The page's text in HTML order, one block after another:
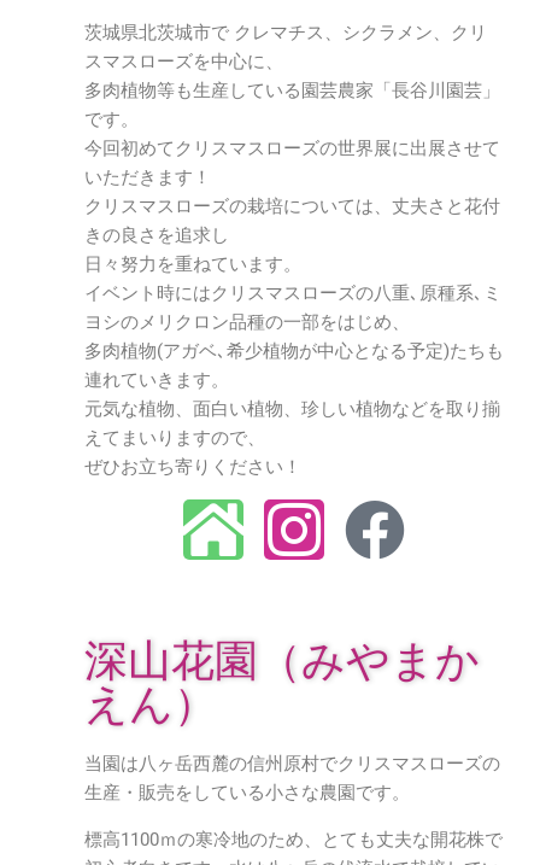
茨城県北茨城市で クレマチス、シクラメン、クリ
スマスローズを中心に、
多肉植物等も生産している園芸農家「長谷川園芸」
です。
今回初めてクリスマスローズの世界展に出展させて
いただきます！
クリスマスローズの栽培については、丈夫さと花付
きの良さを追求し
日々努力を重ねています。
イベント時にはクリスマスローズの八重､原種系､ミ
ヨシのメリクロン品種の一部をはじめ、
多肉植物(アガベ､希少植物が中心となる予定)たちも
連れていきます。
元気な植物、面白い植物、珍しい植物などを取り揃
えてまいりますので、
ぜひお立ち寄りください！
深山花園（みやまか
えん）
当園は八ヶ岳西麓の信州原村でクリスマスローズの
生産・販売をしている小さな農園です。
標高1100ｍの寒冷地のため、とても丈夫な開花株で